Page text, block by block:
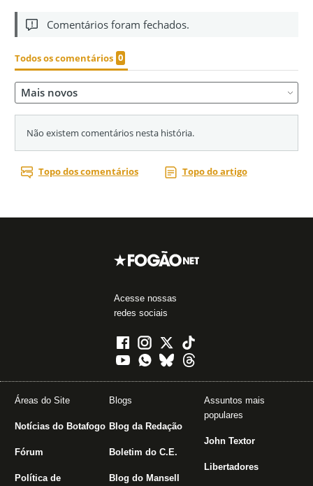
Acesse nossas
redes sociais
Áreas do Site
Notícias do Botafogo
Fórum
Política de
Blogs
Blog da Redação
Boletim do C.E.
Blog do Mansell
Assuntos mais
populares
John Textor
Libertadores